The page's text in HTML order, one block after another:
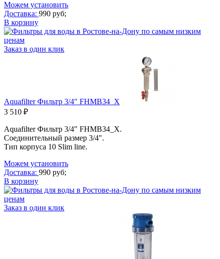
Можем установить
Доставка: 990 руб;
В корзину
Заказ в один клик
Aquafilter Фильтр 3/4" FHMB34_X
3 510 ₽
Aquafilter Фильтр 3/4" FHMB34_X.
Соединительный размер 3/4".
Тип корпуса 10 Slim line.
Можем установить
Доставка: 990 руб;
В корзину
Заказ в один клик